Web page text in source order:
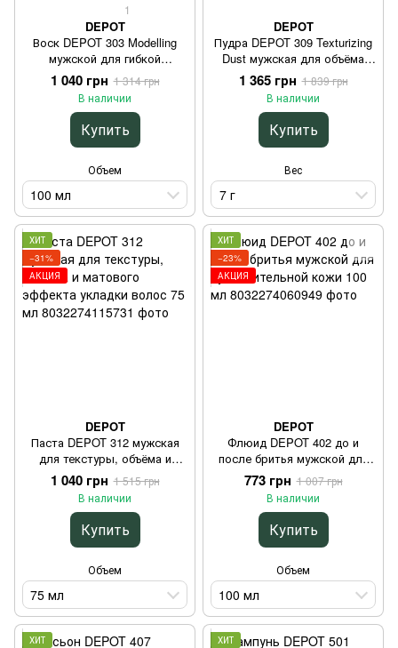
1
DEPOT
Воск DEPOT 303 Modelling
мужской для гибкой
фиксации и укладки волос
100 мл
1 040 грн 1 314 грн
В наличии
Купить
Объем
100 мл
DEPOT
Пудра DEPOT 309 Texturizing
Dust мужская для объёма
тонких волос 7 г
1 365 грн 1 839 грн
В наличии
Купить
Вес
7 г
ХИТ
−31%
АКЦИЯ
DEPOT
Паста DEPOT 312 мужская
для текстуры, объёма и
матового эффекта укладки
волос 75 мл
1 040 грн 1 515 грн
В наличии
Купить
Объем
75 мл
ХИТ
−23%
АКЦИЯ
DEPOT
Флюид DEPOT 402 до и
после бритья мужской для
чувствительной кожи 100 мл
773 грн 1 007 грн
В наличии
Купить
Объем
100 мл
ХИТ ХИТ